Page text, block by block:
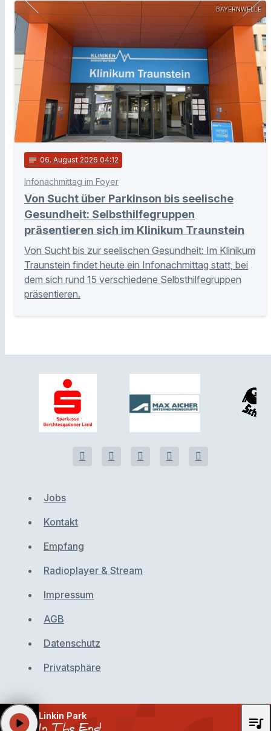
BAYERNWELLE
notes 06. August 2026 04:12
Infonachmittag im Foyer
Von Sucht über Parkinson bis seelische
Gesundheit: Selbsthilfegruppen
präsentieren sich im Klinikum Traunstein
Von Sucht bis zur seelischen Gesundheit: Im Klinikum
Traunstein findet heute ein Infonachmittag statt, bei
dem sich rund 15 verschiedene Selbsthilfegruppen
präsentieren.
Jobs
Kontakt
Empfang
Radioplayer & Stream
Impressum
AGB
Datenschutz
Privatsphäre
Linkin Park
play_arrow queue_music